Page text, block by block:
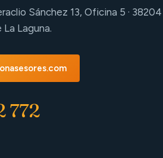
Sánchez 13, Oficina 5 · 38204
Laguna.
772